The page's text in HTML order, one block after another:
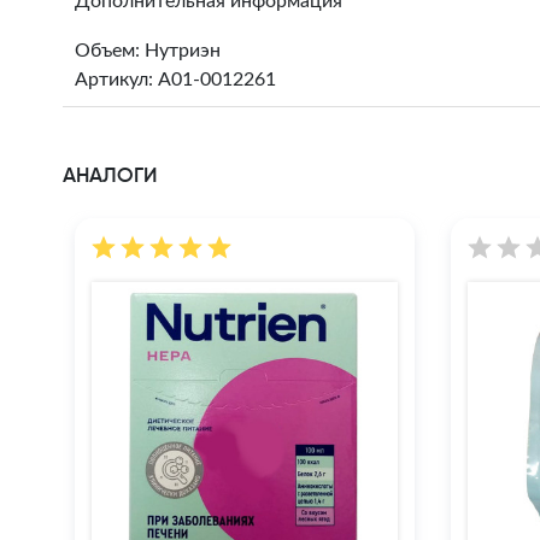
Объем: Нутриэн
Артикул: A01-0012261
АНАЛОГИ